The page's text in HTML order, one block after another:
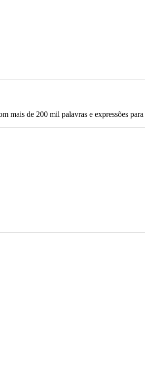
mais de 200 mil palavras e expressões